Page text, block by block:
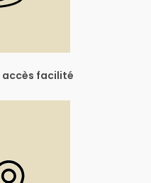
accès facilité